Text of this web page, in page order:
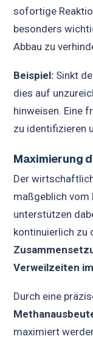
sofortige
besonders
Abbau zu
Beispiel: Sinkt
dies auf
hinweisen. Eine
zu identifizieren
Maximierung
Der
maßgeblich vom
unterstützen
kontinuierlich zu
Verweilzeiten
Durch eine
maximiert